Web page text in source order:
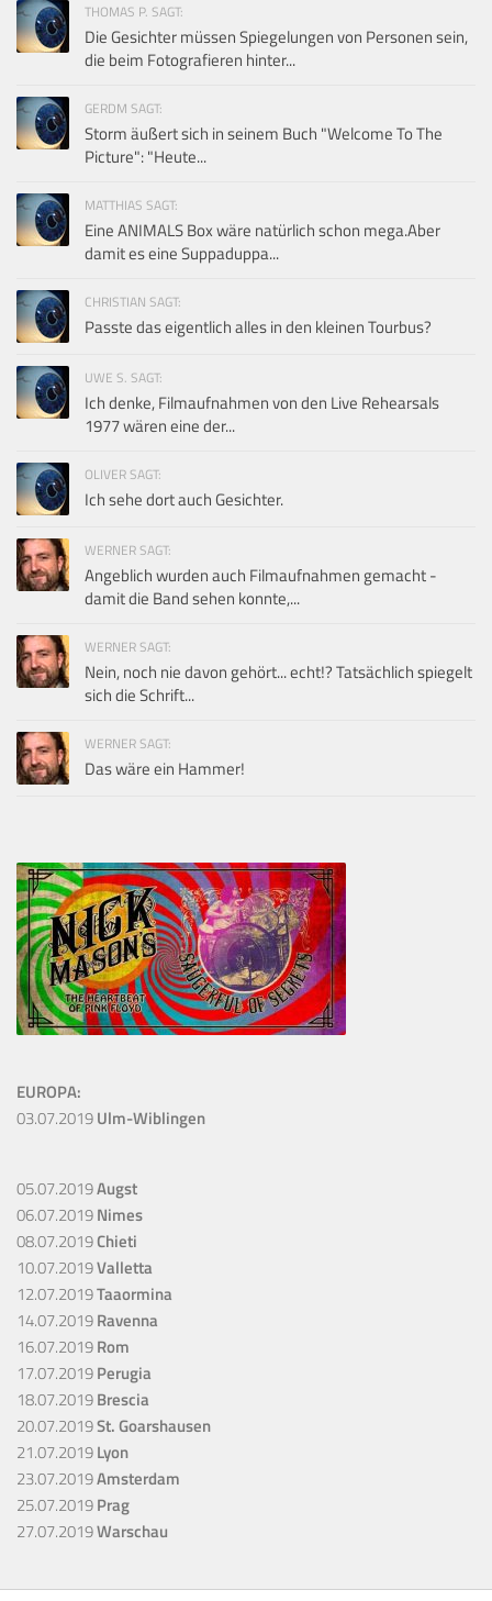
THOMAS P. SAGT:
Die Gesichter müssen Spiegelungen von Personen sein,
die beim Fotografieren hinter...
GERDM SAGT:
Storm äußert sich in seinem Buch "Welcome To The
Picture": "Heute...
MATTHIAS SAGT:
Eine ANIMALS Box wäre natürlich schon mega.Aber
damit es eine Suppaduppa...
CHRISTIAN SAGT:
Passte das eigentlich alles in den kleinen Tourbus?
UWE S. SAGT:
Ich denke, Filmaufnahmen von den Live Rehearsals
1977 wären eine der...
OLIVER SAGT:
Ich sehe dort auch Gesichter.
WERNER SAGT:
Angeblich wurden auch Filmaufnahmen gemacht -
damit die Band sehen konnte,...
WERNER SAGT:
Nein, noch nie davon gehört... echt!? Tatsächlich spiegelt
sich die Schrift...
WERNER SAGT:
Das wäre ein Hammer!
EUROPA:
03.07.2019Ulm-Wiblingen
05.07.2019Augst
06.07.2019Nimes
08.07.2019Chieti
10.07.2019Valletta
12.07.2019Taaormina
14.07.2019Ravenna
16.07.2019Rom
17.07.2019Perugia
18.07.2019Brescia
20.07.2019St. Goarshausen
21.07.2019Lyon
23.07.2019Amsterdam
25.07.2019Prag
27.07.2019Warschau